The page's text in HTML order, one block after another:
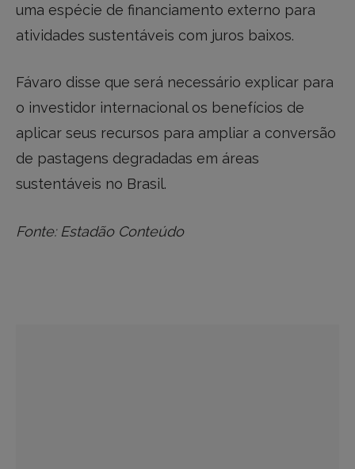
uma espécie de financiamento externo para
atividades sustentáveis com juros baixos.
Fávaro disse que será necessário explicar para
o investidor internacional os benefícios de
aplicar seus recursos para ampliar a conversão
de pastagens degradadas em áreas
sustentáveis no Brasil.
Fonte: Estadão Conteúdo